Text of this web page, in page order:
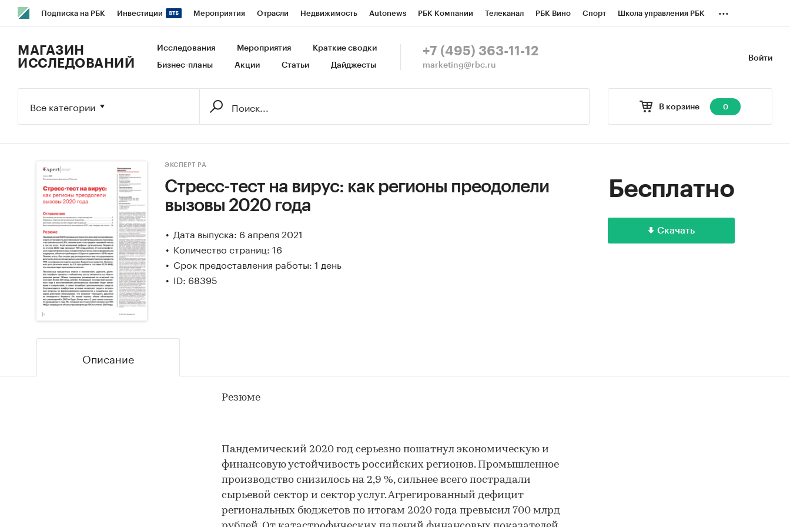
Подписка на РБК Инвестиции Мероприятия Отрасли Недвижимость Autonews РБК Компании Телеканал РБК Вино Спорт Школа управления РБК
Исследования Кредитные рейтинги Франшизы Газета Спецпроекты СПб Конференции СПб Спецпроекты
...
Войти
МАГАЗИН
ИССЛЕДОВАНИЙ
Исследования Мероприятия Краткие сводки
Бизнес-планы Акции Статьи Дайджесты
+7 (495) 363-11-12
marketing@rbc.ru
В корзине 0
Все категории
ЭКСПЕРТ РА
Стресс-тест на вирус: как регионы преодолели
вызовы 2020 года
Дата выпуска: 6 апреля 2021
Количество страниц: 16
Срок предоставления работы: 1 день
ID: 68395
Бесплатно
Скачать
Описание
Резюме
Пандемический 2020 год серьезно пошатнул экономическую и
финансовую устойчивость российских регионов. Промышленное
производство снизилось на 2,9 %, сильнее всего пострадали
сырьевой сектор и сектор услуг. Агрегированный дефицит
региональных бюджетов по итогам 2020 года превысил 700 млрд